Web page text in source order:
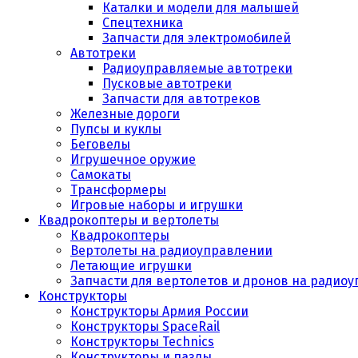
Каталки и модели для малышей
Спецтехника
Запчасти для электромобилей
Автотреки
Радиоуправляемые автотреки
Пусковые автотреки
Запчасти для автотреков
Железные дороги
Пупсы и куклы
Беговелы
Игрушечное оружие
Самокаты
Трансформеры
Игровые наборы и игрушки
Квадрокоптеры и вертолеты
Квадрокоптеры
Вертолеты на радиоуправлении
Летающие игрушки
Запчасти для вертолетов и дронов на
Конструкторы
Конструкторы Армия России
Конструкторы SpaceRail
Конструкторы Technics